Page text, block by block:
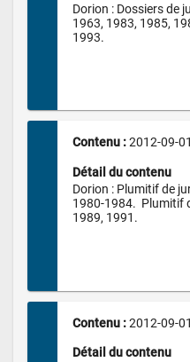
Dorion : Dossiers de
1963, 1983, 1985,
1993.
Contenu : 2012-09-
Détail du contenu
Dorion : Plumitif de
1980-1984.  Plumitif
1989, 1991.
Contenu : 2012-09-
Détail du contenu